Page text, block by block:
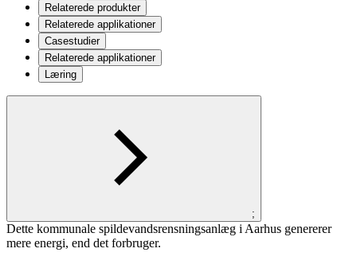
Relaterede produkter
Relaterede applikationer
Casestudier
Relaterede applikationer
Læring
;
Dette kommunale spildevandsrensningsanlæg i Aarhus genererer
mere energi, end det forbruger.